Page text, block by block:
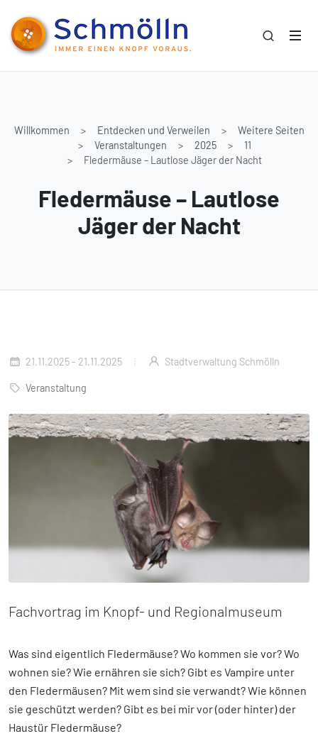
Willkommen Entdecken und Verweilen
Weitere Seiten
Veranstaltungen
2025
11
Fledermäuse – Lautlose Jäger der Nacht
Fledermäuse – Lautlose
Jäger der Nacht
21.11.2025 - 21.11.2025 Stadtverwaltung Schmölln
Veranstaltung
Fachvortrag im Knopf- und Regionalmuseum
Was sind eigentlich Fledermäuse? Wo kommen sie vor? Wo
wohnen sie? Wie ernähren sie sich? Gibt es Vampire unter
den Fledermäusen? Mit wem sind sie verwandt? Wie können
sie geschützt werden? Gibt es bei mir vor (oder hinter) der
Haustür Fledermäuse?